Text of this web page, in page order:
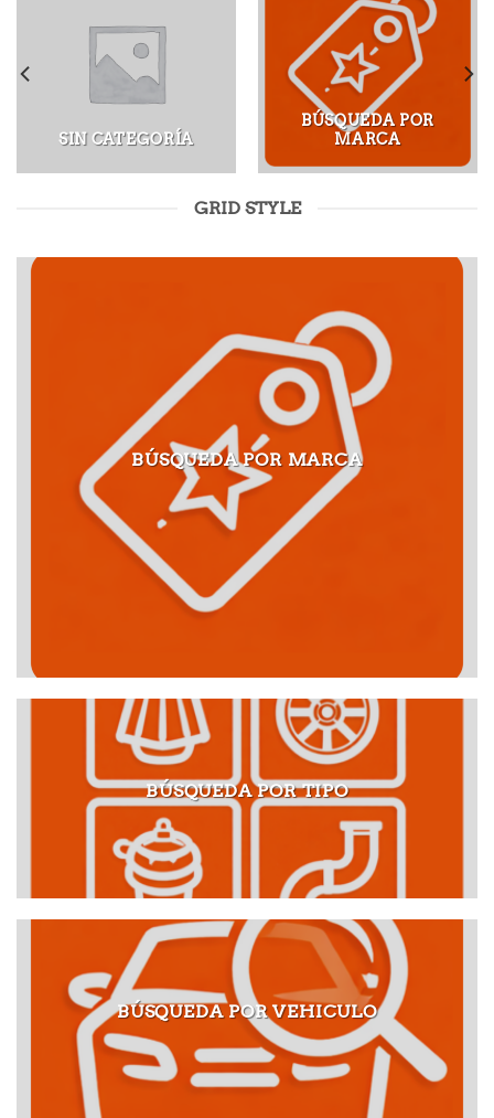
SIN CATEGORÍA
BÚSQUEDA POR
MARCA
GRID STYLE
BÚSQUEDA POR MARCA
BÚSQUEDA POR TIPO
BÚSQUEDA POR VEHICULO